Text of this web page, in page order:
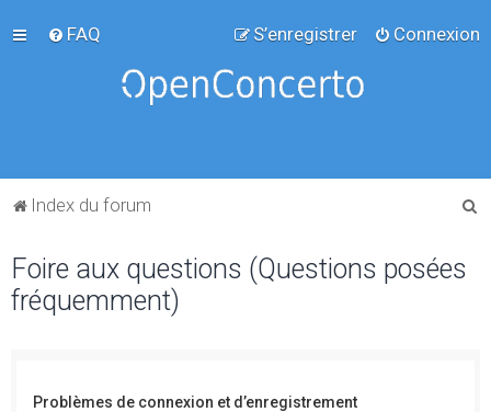
FAQ Connexion
S’enregistrer
Index du forum
Foire aux questions (Questions posées
fréquemment)
Problèmes de connexion et d’enregistrement